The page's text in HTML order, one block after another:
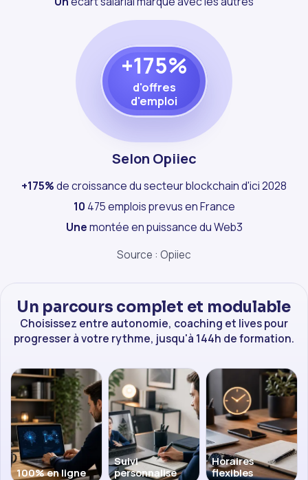
+175%
d'offres
d'emploi
Selon Opiiec
+175%de croissance du secteur blockchain d'ici 2028
10 475 emplois prevus en France
Unemontée en puissance du Web3
Source : Opiiec
Un parcours complet et modulable
Choisissez entre autonomie, coaching et lives pour
progresser à votre rythme, jusqu'à 144h de formation.
100% en ligne
Suivi
personnalise
Horaires
flexibles